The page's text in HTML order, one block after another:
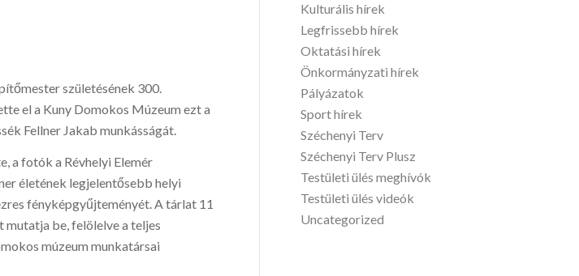
születésének 300.
el a Kuny Domokos Múzeum ezt a
Fellner Jakab munkásságát.
a fotók a Révhelyi Elemér
életének legjelentősebb helyi
fényképgyűjteményét. A tárlat 11
be, felölelve a teljes
múzeum munkatársai
Kulturális hírek
Legfrissebb hírek
Oktatási hírek
Önkormányzati hírek
Pályázatok
Sport hírek
Széchenyi Terv
Széchenyi Terv Plusz
Testületi ülés meghívók
Testületi ülés videók
Uncategorized